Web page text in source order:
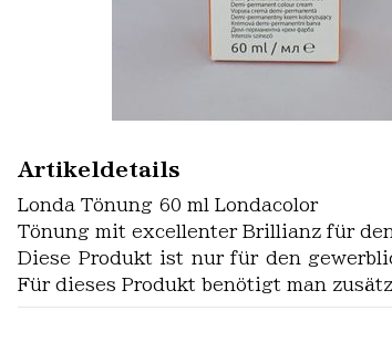
Artikeldetails
Londa Tönung 60 ml Londacolor
Tönung mit excellenter Brillianz für
Diese Produkt ist nur für den
Für dieses Produkt benötigt man